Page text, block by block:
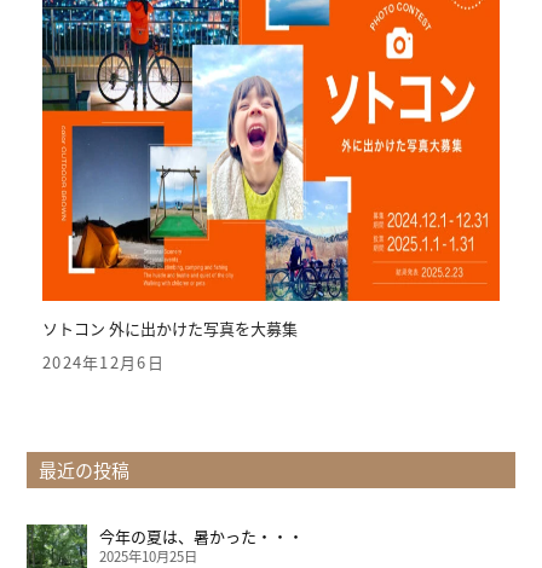
ソトコン 外に出かけた写真を大募集
2024年12月6日
最近の投稿
今年の夏は、暑かった・・・
2025年10月25日